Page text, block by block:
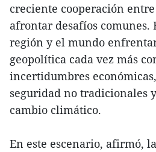
creciente cooperación
afrontar desafíos comunes.
región y el mundo
geopolítica cada vez más
incertidumbres
seguridad no tradicionales
cambio climático.
En este escenario, afirmó,